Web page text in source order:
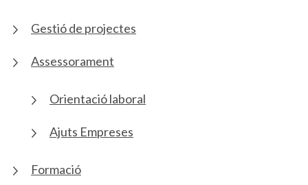
Gestió de projectes
Assessorament
Orientació laboral
Ajuts Empreses
Formació